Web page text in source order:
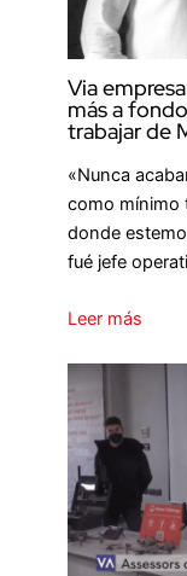
Via
más a
trabajar de
«Nunca
como mínimo
donde
fué jefe
Leer más